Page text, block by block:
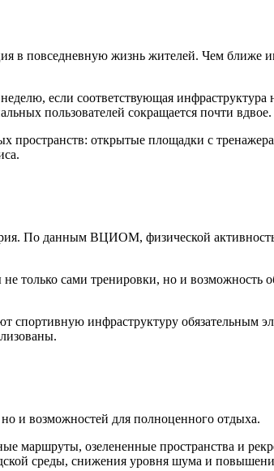
в повседневную жизнь жителей. Чем ближе
если соответствующая инфраструктура
пользователей сокращается почти вдвое.
пространств: открытые площадки с
По данным ВЦИОМ, физической
сами тренировки, но и возможность
спортивную инфраструктуру обязательным
и возможностей для полноценного отдыха.
озелененные пространства и
среды, снижения уровня шума и